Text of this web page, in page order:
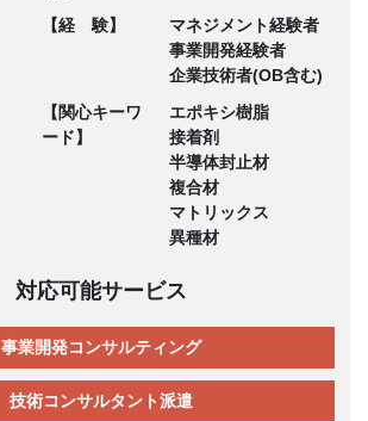
【経 験】
マネジメント経験者
事業開発経験者
企業技術者(OB含む)
【関心キーワ
ード】
エポキシ樹脂
接着剤
半導体封止材
複合材
マトリックス
異種材
対応可能サービス
事業開発コンサルティング
技術コンサルタント派遣